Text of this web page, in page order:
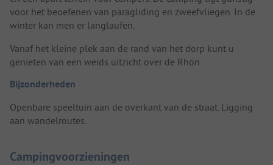
voor het beoefenen van paragliding en zweefvliegen. In de
winter kan men er langlaufen.
Vanaf het kleine plek aan de rand van het dorp kunt u
genieten van een weids uitzicht over de Rhön.
Bijzonderheden
Openbare speeltuin aan de overkant van de straat. Ligging
aan wandelroutes.
Campingvoorzieningen